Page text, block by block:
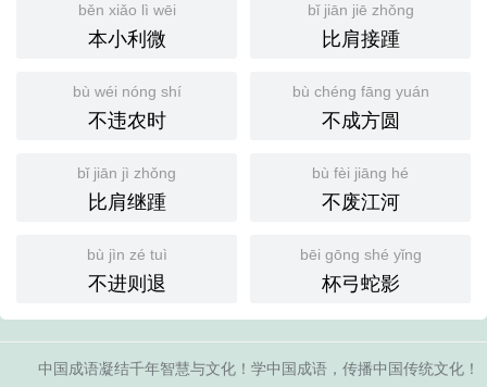
běn xiǎo lì wēi
本小利微
bǐ jiān jiē zhǒng
比肩接踵
bù wéi nóng shí
不违农时
bù chéng fāng yuán
不成方圆
bǐ jiān jì zhǒng
比肩继踵
bù fèi jiāng hé
不废江河
bù jìn zé tuì
不进则退
bēi gōng shé yǐng
杯弓蛇影
中国成语凝结千年智慧与文化！学中国成语，传播中国传统文化！